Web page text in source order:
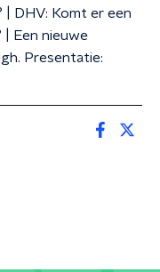
DHV: Komt er een
| Een nieuwe
Presentatie: